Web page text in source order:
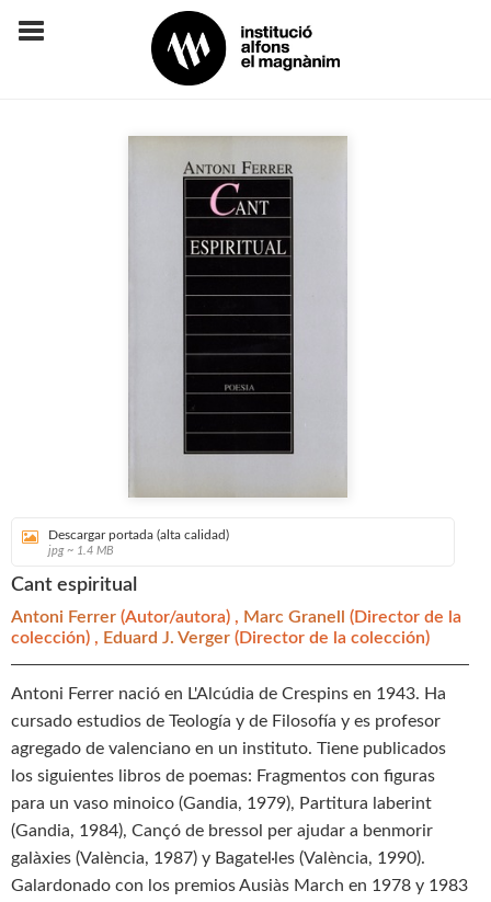
Descargar portada (alta calidad)
jpg ~ 1.4 MB
Cant espiritual
Antoni Ferrer (Autor/autora) , Marc Granell (Director de la
colección) , Eduard J. Verger (Director de la colección)
Antoni Ferrer nació en L'Alcúdia de Crespins en 1943. Ha
cursado estudios de Teología y de Filosofía y es profesor
agregado de valenciano en un instituto. Tiene publicados
los siguientes libros de poemas: Fragmentos con figuras
para un vaso minoico (Gandia, 1979), Partitura laberint
(Gandia, 1984), Cançó de bressol per ajudar a benmorir
galàxies (València, 1987) y Bagatel·les (València, 1990).
Galardonado con los premios Ausiàs March en 1978 y 1983